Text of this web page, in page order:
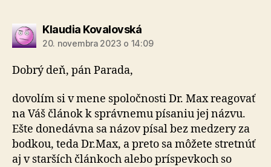
Klaudia Kovalovskáhovorí:
20. novembra 2023 o 14:09
Dobrý deň, pán Parada,
dovolím si v mene spoločnosti Dr. Max reagovať
na Váš článok k správnemu písaniu jej názvu.
Ešte donedávna sa názov písal bez medzery za
bodkou, teda Dr.Max, a preto sa môžete stretnúť
aj v starších článkoch alebo príspevkoch so